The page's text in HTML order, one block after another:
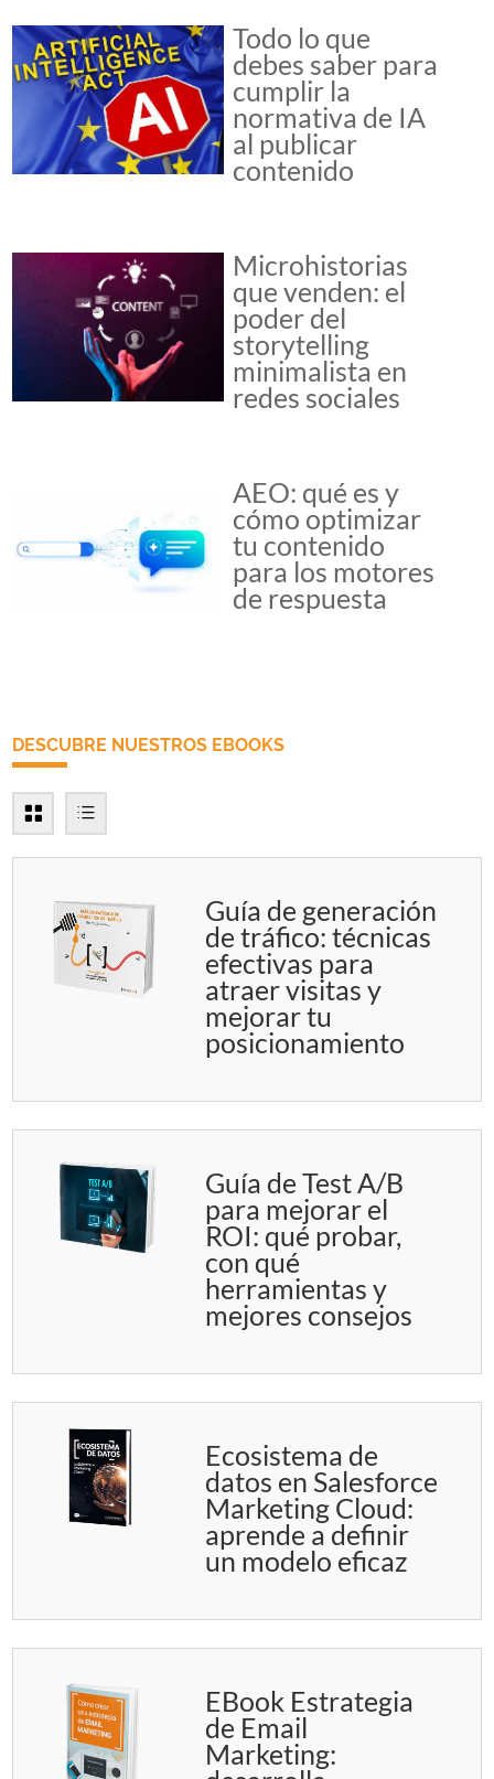
Todo lo que
debes saber para
cumplir la
normativa de IA
al publicar
contenido
Microhistorias
que venden: el
poder del
storytelling
minimalista en
redes sociales
AEO: qué es y
cómo optimizar
tu contenido
para los motores
de respuesta
DESCUBRE NUESTROS EBOOKS
Guía de generación
de tráfico: técnicas
efectivas para
atraer visitas y
mejorar tu
posicionamiento
Guía de Test A/B
para mejorar el
ROI: qué probar,
con qué
herramientas y
mejores consejos
Ecosistema de
datos en Salesforce
Marketing Cloud:
aprende a definir
un modelo eficaz
EBook Estrategia
de Email
Marketing: